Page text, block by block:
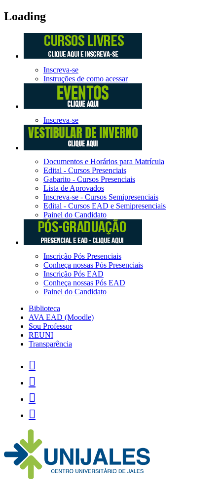
Loading
Inscreva-se
Instruções de como acessar
Inscreva-se
Documentos e Horários para Matrícula
Edital - Cursos Presenciais
Gabarito - Cursos Presenciais
Lista de Aprovados
Inscreva-se - Cursos Semipresenciais
Edital - Cursos EAD e Semipresenciais
Painel do Candidato
Inscrição Pós Presenciais
Conheça nossas Pós Presenciais
Inscrição Pós EAD
Conheça nossas Pós EAD
Painel do Candidato
Biblioteca
AVA EAD (Moodle)
Sou Professor
REUNI
Transparência



